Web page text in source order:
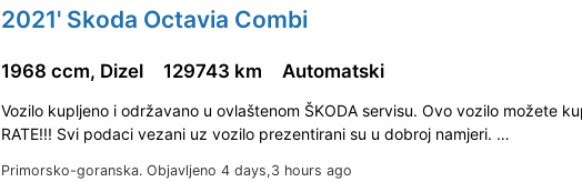
2021' Skoda Octavia Combi
Primorsko-goranska. Objavljeno 4 days,3 hours ago
1968 ccm, Dizel 129743 km Automatski
Vozilo kupljeno i održavano u ovlaštenom ŠKODA servisu. Ovo vozilo možete
RATE!!! Svi podaci vezani uz vozilo prezentirani su u dobroj namjeri. …